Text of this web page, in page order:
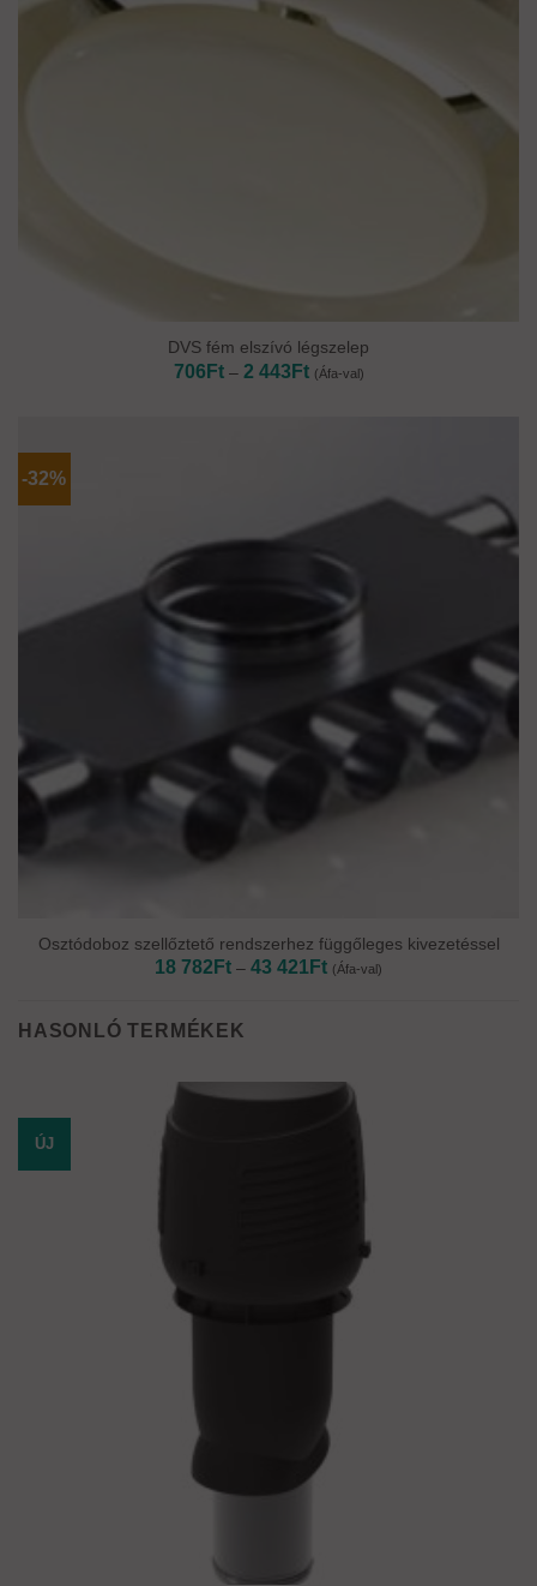
DVS fém elszívó légszelep
706 Ft – 2 443 FtÁrtartomány:
706Ft
(Áfa-val)
-32%
Osztódoboz szellőztető rendszerhez függőleges kivezetéssel
18 782 Ft – 43 421 FtÁrtartomány:
18
(Áfa-val)
HASONLÓ TERMÉKEK
ÚJ